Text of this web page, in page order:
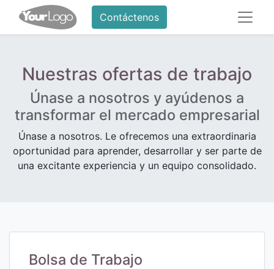
Contáctenos
Nuestras ofertas de trabajo
Únase a nosotros y ayúdenos a
transformar el mercado empresarial
Únase a nosotros. Le ofrecemos una extraordinaria
oportunidad para aprender, desarrollar y ser parte de
una excitante experiencia y un equipo consolidado.
Bolsa de Trabajo